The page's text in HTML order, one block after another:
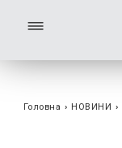
Головна › НОВИНИ ›